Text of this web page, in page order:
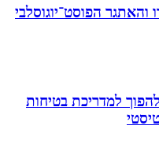
למדריכת בטיחות